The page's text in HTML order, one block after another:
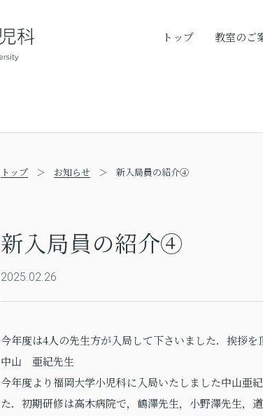
トップ 教室のご
トップ お知らせ 新入局員の紹介④
新入局員の紹介④
2025.02.26
今年度は4人の先生方が入局して下さいました．挨拶を
中山 亜紀先生
今年度より福岡大学小児科に入局いたしました中山亜
た．初期研修は高木病院で，鶴澤先生，小野澤先生，